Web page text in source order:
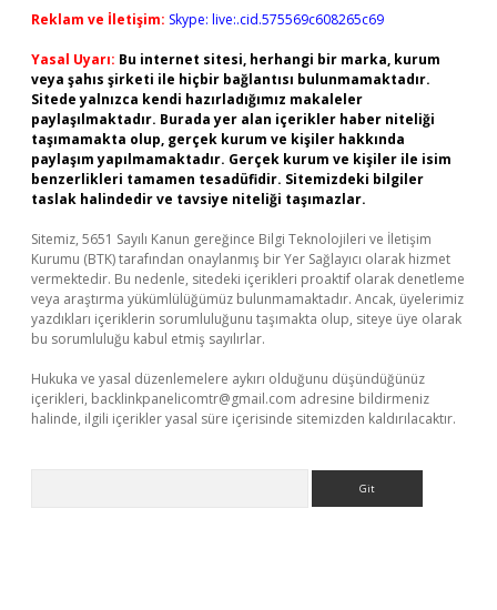
Reklam ve İletişim: Skype: live:.cid.575569c608265c69
Yasal Uyarı: Bu internet sitesi, herhangi bir marka, kurum
veya şahıs şirketi ile hiçbir bağlantısı bulunmamaktadır.
Sitede yalnızca kendi hazırladığımız makaleler
paylaşılmaktadır. Burada yer alan içerikler haber niteliği
taşımamakta olup, gerçek kurum ve kişiler hakkında
paylaşım yapılmamaktadır. Gerçek kurum ve kişiler ile isim
benzerlikleri tamamen tesadüfidir. Sitemizdeki bilgiler
taslak halindedir ve tavsiye niteliği taşımazlar.
Sitemiz, 5651 Sayılı Kanun gereğince Bilgi Teknolojileri ve İletişim
Kurumu (BTK) tarafından onaylanmış bir Yer Sağlayıcı olarak hizmet
vermektedir. Bu nedenle, sitedeki içerikleri proaktif olarak denetleme
veya araştırma yükümlülüğümüz bulunmamaktadır. Ancak, üyelerimiz
yazdıkları içeriklerin sorumluluğunu taşımakta olup, siteye üye olarak
bu sorumluluğu kabul etmiş sayılırlar.
Hukuka ve yasal düzenlemelere aykırı olduğunu düşündüğünüz
içerikleri, backlinkpanelicomtr@gmail.com adresine bildirmeniz
halinde, ilgili içerikler yasal süre içerisinde sitemizden kaldırılacaktır.